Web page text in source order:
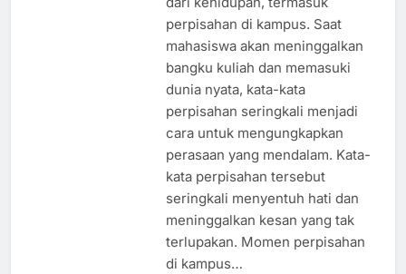
perpisahan di kampus. Saat
mahasiswa akan meninggalkan
bangku kuliah dan memasuki
dunia nyata, kata-kata
perpisahan seringkali menjadi
cara untuk mengungkapkan
perasaan yang mendalam. Kata-
kata perpisahan tersebut
seringkali menyentuh hati dan
meninggalkan kesan yang tak
terlupakan. Momen perpisahan
di kampus…